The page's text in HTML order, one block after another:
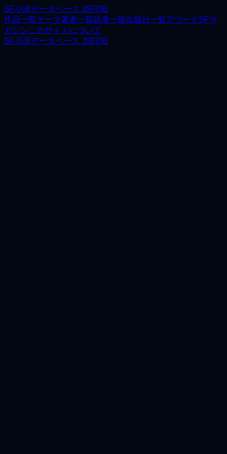
SF小説データベース JSFDB
作品一覧テーマ著者一覧訳者一覧出版社一覧アワードSFマ
ガジンこのサイトについて
SF小説データベース JSFDB